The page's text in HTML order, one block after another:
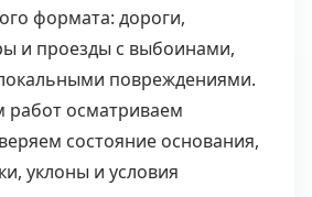
формата: дороги,
и проезды с выбоинами,
повреждениями.
работ осматриваем
состояние основания,
уклоны и условия